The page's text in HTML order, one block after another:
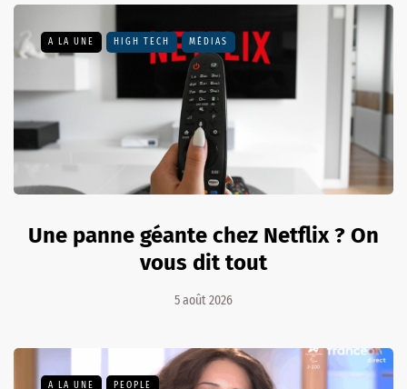
A LA UNE HIGH TECH MÉDIAS
Une panne géante chez Netflix ? On
vous dit tout
5 août 2026
A LA UNE PEOPLE